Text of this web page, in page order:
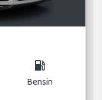
local_gas_station
Bensin